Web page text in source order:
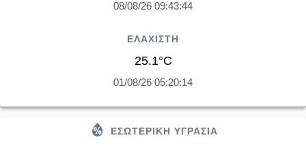
08/08/26 09:43:44
ΕΛΑΧΙΣΤΗ
25.1°C
01/08/26 05:20:14
ΕΣΩΤΕΡΙΚΗ ΥΓΡΑΣΙΑ